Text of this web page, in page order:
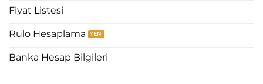
Fiyat Listesi
Rulo Hesaplama
Banka Hesap Bilgileri